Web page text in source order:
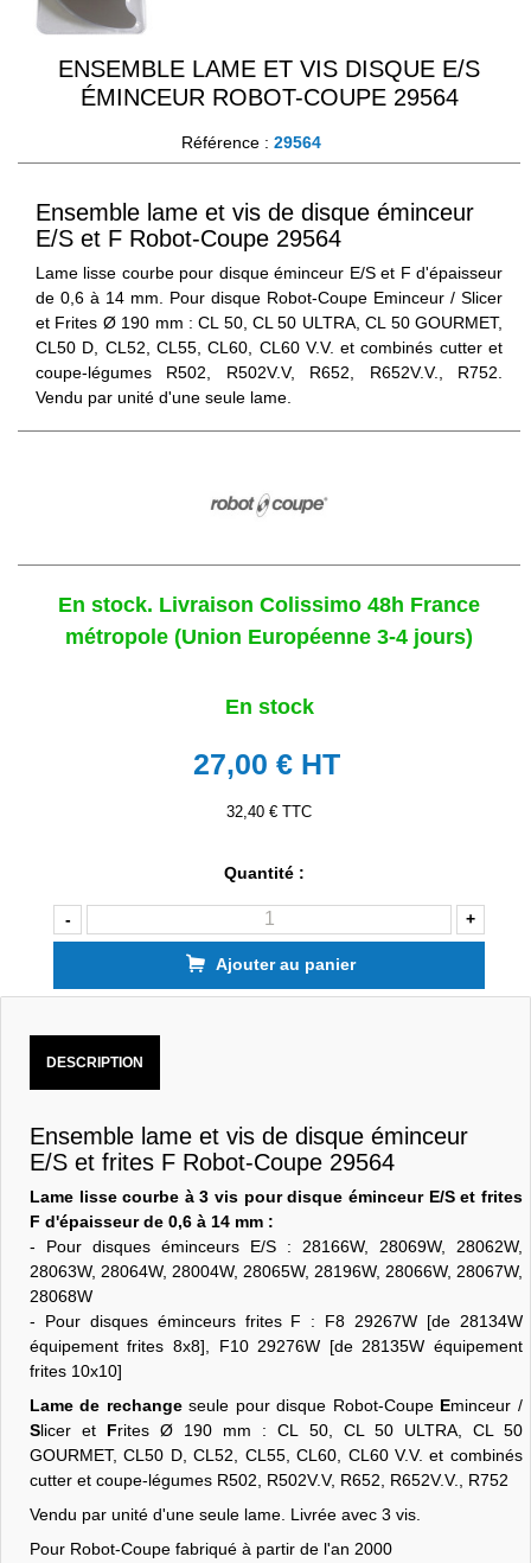
ENSEMBLE LAME ET VIS DISQUE E/S
ÉMINCEUR ROBOT-COUPE 29564
Référence : 29564
Ensemble lame et vis de disque éminceur
E/S et F Robot-Coupe 29564
Lame lisse courbe pour disque éminceur E/S et F d'épaisseur
de 0,6 à 14 mm. Pour disque Robot-Coupe Eminceur / Slicer
et Frites Ø 190 mm : CL 50, CL 50 ULTRA, CL 50 GOURMET,
CL50 D, CL52, CL55, CL60, CL60 V.V. et combinés cutter et
coupe-légumes R502, R502V.V, R652, R652V.V., R752.
Vendu par unité d'une seule lame.
En stock. Livraison Colissimo 48h France
métropole (Union Européenne 3-4 jours)
En stock
27,00 € HT
32,40 € TTC
Quantité :
- +
Ajouter au panier
DESCRIPTION
Ensemble lame et vis de disque éminceur
E/S et frites F Robot-Coupe 29564
Lame lisse courbe à 3 vis pour disque éminceur E/S et frites
F d'épaisseur de 0,6 à 14 mm :
- Pour disques éminceurs E/S : 28166W, 28069W, 28062W,
28063W, 28064W, 28004W, 28065W, 28196W, 28066W, 28067W,
28068W
- Pour disques éminceurs frites F : F8 29267W [de 28134W
équipement frites 8x8], F10 29276W [de 28135W équipement
frites 10x10]
Lame de rechangeseule pour disque Robot-Coupe Eminceur /
Slicer et Frites Ø 190 mm : CL 50, CL 50 ULTRA, CL 50
GOURMET, CL50 D, CL52, CL55, CL60, CL60 V.V. et combinés
cutter et coupe-légumes R502, R502V.V, R652, R652V.V., R752
Vendu par unité d'une seule lame. Livrée avec 3 vis.
Pour Robot-Coupe fabriqué à partir de l'an 2000